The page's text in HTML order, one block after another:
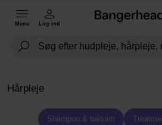
Menu Log ind
Hårpleje
Shampoo & balsam